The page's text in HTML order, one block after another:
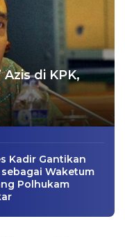
Azis di KPK,
Kadir Gantikan
sebagai Waketum
Polhukam